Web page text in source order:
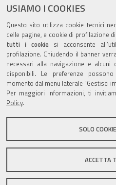
USIAMO I COOKIES
Questo sito utilizza cookie tecnici
delle pagine, e cookie di profilazione
tutti i cookiesi acconsente
profilazione. Chiudendo il banner
necessari alla navigazione e alcuni
disponibili. Le preferenze
momento dal menu laterale "Gestisci
Per maggiori informazioni, ti
Policy.
SOLO
ACCETTA
Agenda eventi
torna alla sezione
Sito istituzionale